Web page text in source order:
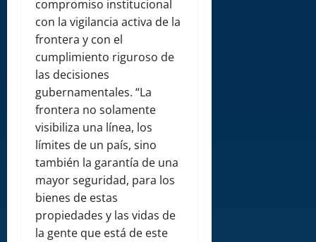
compromiso institucional
con la vigilancia activa de la
frontera y con el
cumplimiento riguroso de
las decisiones
gubernamentales. “La
frontera no solamente
visibiliza una línea, los
límites de un país, sino
también la garantía de una
mayor seguridad, para los
bienes de estas
propiedades y las vidas de
la gente que está de este